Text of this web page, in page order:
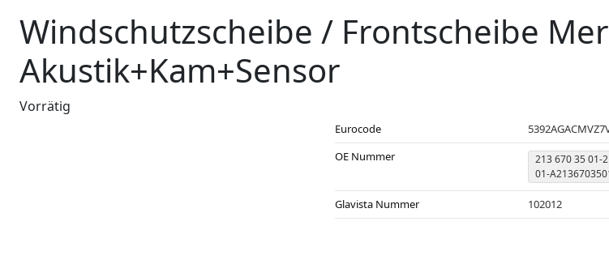
Windschutzscheibe / Frontscheibe
Akustik+Kam+Sensor
Vorrätig
Eurocode
OE Nummer
213 670 35 01-
01-
Glavista Nummer 102012